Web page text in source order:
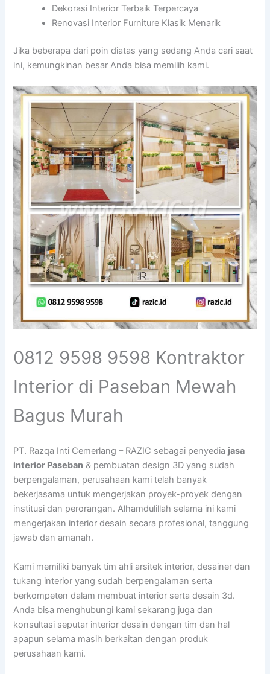
Dekorasi Interior Terbaik Terpercaya
Renovasi Interior Furniture Klasik Menarik
Jika beberapa dari poin diatas yang sedang Anda cari saat
ini, kemungkinan besar Anda bisa memilih kami.
0812 9598 9598 Kontraktor
Interior di Paseban Mewah
Bagus Murah
PT. Razqa Inti Cemerlang – RAZIC sebagai penyedia jasa
interior Paseban & pembuatan design 3D yang sudah
berpengalaman, perusahaan kami telah banyak
bekerjasama untuk mengerjakan proyek-proyek dengan
institusi dan perorangan. Alhamdulillah selama ini kami
mengerjakan interior desain secara profesional, tanggung
jawab dan amanah.
Kami memiliki banyak tim ahli arsitek interior, desainer dan
tukang interior yang sudah berpengalaman serta
berkompeten dalam membuat interior serta desain 3d.
Anda bisa menghubungi kami sekarang juga dan
konsultasi seputar interior desain dengan tim dan hal
apapun selama masih berkaitan dengan produk
perusahaan kami.